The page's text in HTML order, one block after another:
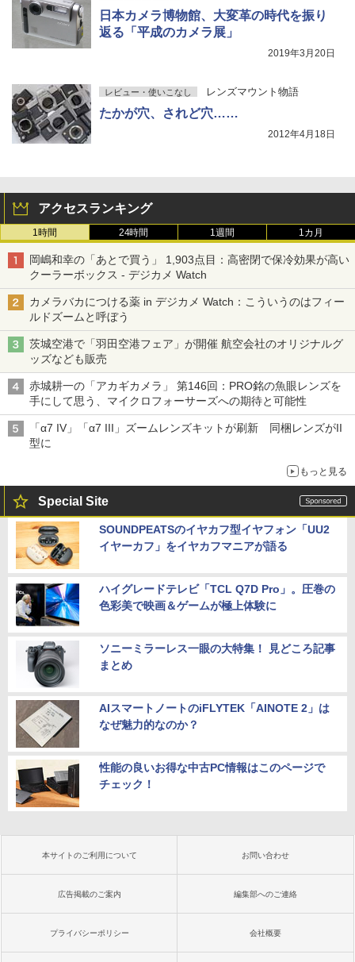
日本カメラ博物館、大変革の時代を振り
返る「平成のカメラ展」
2019年3月20日
レビュー・使いこなし レンズマウント物語
たかが穴、されど穴……
2012年4月18日
アクセスランキング
1時間 24時間 1週間 1カ月
岡嶋和幸の「あとで買う」 1,903点目：高密閉で保冷効果が高い
クーラーボックス - デジカメ Watch
カメラバカにつける薬 in デジカメ Watch：こういうのはフィー
ルドズームと呼ぼう
茨城空港で「羽田空港フェア」が開催 航空会社のオリジナルグ
ッズなども販売
赤城耕一の「アカギカメラ」 第146回：PRO銘の魚眼レンズを
手にして思う、マイクロフォーサーズへの期待と可能性
「α7 IV」「α7 III」ズームレンズキットが刷新 同梱レンズがII
型に
もっと見る
Special Site
SOUNDPEATSのイヤカフ型イヤフォン「UU2
イヤーカフ」をイヤカフマニアが語る
ハイグレードテレビ「TCL Q7D Pro」。圧巻の
色彩美で映画＆ゲームが極上体験に
ソニーミラーレス一眼の大特集！ 見どころ記事
まとめ
AIスマートノートのiFLYTEK「AINOTE 2」は
なぜ魅力的なのか？
性能の良いお得な中古PC情報はこのページで
チェック！
本サイトのご利用について お問い合わせ
広告掲載のご案内 編集部へのご連絡
プライバシーポリシー 会社概要